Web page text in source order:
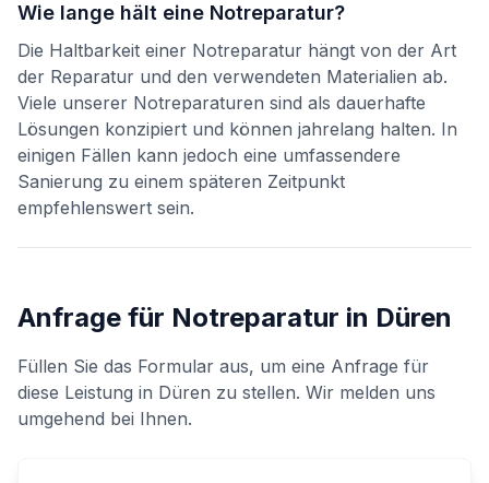
Wie lange hält eine Notreparatur?
Die Haltbarkeit einer Notreparatur hängt von der Art
der Reparatur und den verwendeten Materialien ab.
Viele unserer Notreparaturen sind als dauerhafte
Lösungen konzipiert und können jahrelang halten. In
einigen Fällen kann jedoch eine umfassendere
Sanierung zu einem späteren Zeitpunkt
empfehlenswert sein.
Anfrage für Notreparatur in Düren
Füllen Sie das Formular aus, um eine Anfrage für
diese Leistung in Düren zu stellen. Wir melden uns
umgehend bei Ihnen.